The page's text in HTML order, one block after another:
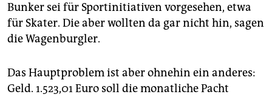
Bunker sei für Sportinitiativen vorgesehen, etwa
für Skater. Die aber wollten da gar nicht hin, sagen
die Wagenburgler.
Das Hauptproblem ist aber ohnehin ein anderes:
Geld. 1.523,01 Euro soll die monatliche Pacht